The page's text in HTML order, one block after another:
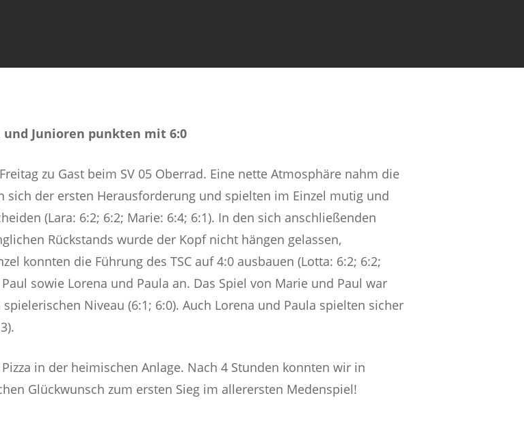
und Junioren punkten mit 6:0
zu Gast beim SV 05 Oberrad. Eine nette Atmosphäre nahm die
sich der ersten Herausforderung und spielten im Einzel mutig und
(Lara: 6:2; 6:2; Marie: 6:4; 6:1). In den sich anschließenden
Rückstands wurde der Kopf nicht hängen gelassen,
konnten die Führung des TSC auf 4:0 ausbauen (Lotta: 6:2; 6:2;
sowie Lorena und Paula an. Das Spiel von Marie und Paul war
Niveau (6:1; 6:0). Auch Lorena und Paula spielten sicher
in der heimischen Anlage. Nach 4 Stunden konnten wir in
Glückwunsch zum ersten Sieg im allerersten Medenspiel!